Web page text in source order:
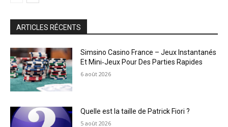
ARTICLES RÉCENTS
Simsino Casino France – Jeux Instantanés
Et Mini‑Jeux Pour Des Parties Rapides
6 août 2026
Quelle est la taille de Patrick Fiori ?
5 août 2026